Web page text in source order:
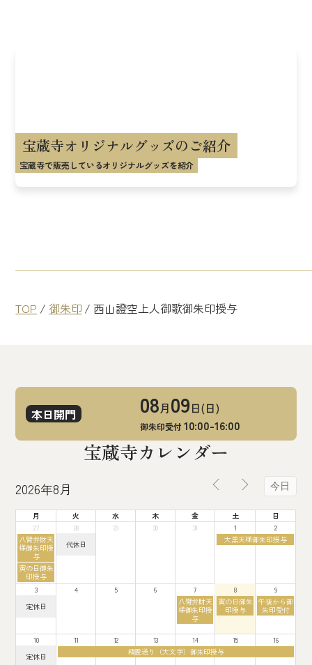
宝蔵寺オリジナルグッズのご紹介
宝蔵寺で販売しているオリジナルグッズを紹介
TOP / 御朱印 /西山證空上人御歌御朱印授与
本日開門 08月09日(日)
御朱印受付 10:00-16:00
宝蔵寺カレンダー
2026年8月 今日
月 火 水 木 金 土
日
27
28 29 30 31 1
2
月
曜
7
月
27th
八臂弁財天
様御朱印授
与
火
28th
2026
代休日
土
曜
2026
大黒天様御朱印授与
月
日,
27th
寅の日御朱
印授与
3
4 5 6 7 8
9
月
2026
定休日
金
曜
8
月
2026
八臂弁財天
様御朱印授
与
土
日,
月
2026
寅の日御朱
印授与
日
曜
日,
月
午後から御
朱印受付
10 11 12 13 14 15
16
月
定休日
火
曜
精霊送り（大文字）御朱印授与